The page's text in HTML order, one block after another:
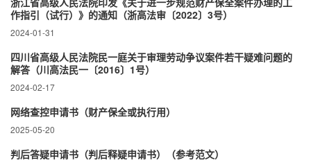
作指引（试行）》的通知（浙高法审〔2022〕3号）
2024-01-31
四川省高级人民法院民一庭关于审理劳动争议案件若干疑难问题的
解答（川高法民一〔2016〕1号）
2024-02-17
网络查控申请书（财产保全或执行用）
2025-05-20
判后答疑申请书（判后释疑申请书）（参考范文）